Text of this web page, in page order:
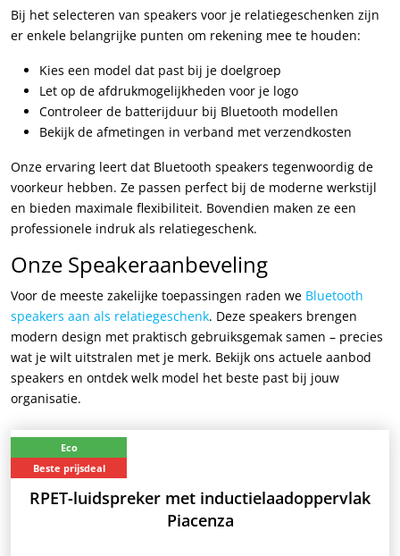
Bij het selecteren van speakers voor je relatiegeschenken zijn
er enkele belangrijke punten om rekening mee te houden:
Kies een model dat past bij je doelgroep
Let op de afdrukmogelijkheden voor je logo
Controleer de batterijduur bij Bluetooth modellen
Bekijk de afmetingen in verband met verzendkosten
Onze ervaring leert dat Bluetooth speakers tegenwoordig de
voorkeur hebben. Ze passen perfect bij de moderne werkstijl
en bieden maximale flexibiliteit. Bovendien maken ze een
professionele indruk als relatiegeschenk.
Onze Speakeraanbeveling
Voor de meeste zakelijke toepassingen raden we Bluetooth
speakers aan als relatiegeschenk. Deze speakers brengen
modern design met praktisch gebruiksgemak samen – precies
wat je wilt uitstralen met je merk. Bekijk ons actuele aanbod
speakers en ontdek welk model het beste past bij jouw
organisatie.
Eco
Beste prijsdeal
RPET-luidspreker met inductielaadoppervlak
Piacenza